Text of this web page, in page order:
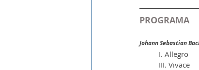
PROGRAMA
Johann Sebastian
I. Allegro
III. Vivace